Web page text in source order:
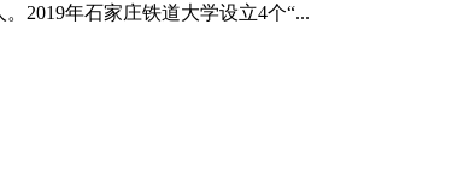
2019年石家庄铁道大学设立4个“...